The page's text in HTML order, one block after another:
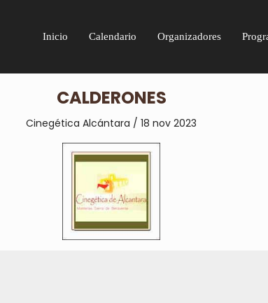
Inicio Calendario Organizadores
CALDERONES
Cinegética Alcántara / 18 nov 2023